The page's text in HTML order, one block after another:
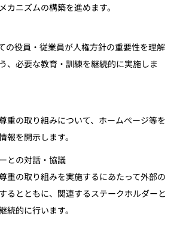
カニズムの構築を進めます。
の役員・従業員が人権方針の重要性を理解
、必要な教育・訓練を継続的に実施しま
重の取り組みについて、ホームページ等を
報を開示します。
との対話・協議
重の取り組みを実施するにあたって外部の
るとともに、関連するステークホルダーと
続的に行います。